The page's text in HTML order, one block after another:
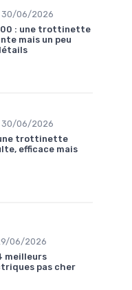
30/06/2026
: une trottinette
mais un peu
30/06/2026
une trottinette
efficace mais
06/2026
meilleurs
pas cher